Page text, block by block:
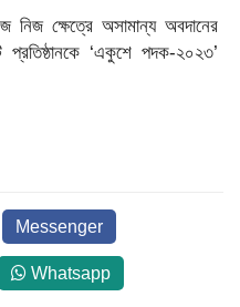
নিজ ক্ষেত্রে অসামান্য অবদানের
‘একুশে পদক-২০২৩’
Messenger
Whatsapp